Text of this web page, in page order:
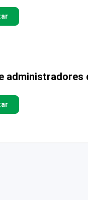
administradores